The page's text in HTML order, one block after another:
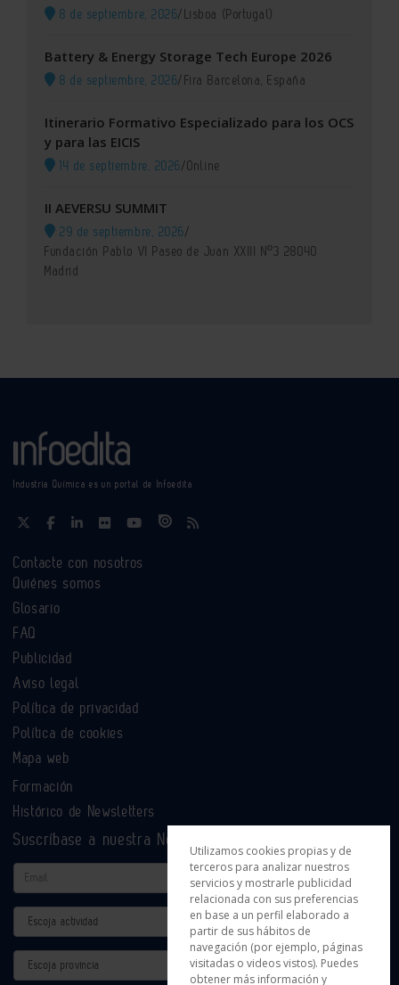
8 de septiembre, 2026/Lisboa (Portugal)
Battery & Energy Storage Tech Europe 2026
8 de septiembre, 2026/Fira Barcelona, España
Itinerario Formativo Especializado para los OCS
y para las EICIS
14 de septiembre, 2026/Online
II AEVERSU SUMMIT
29 de septiembre, 2026/
Fundación Pablo VI Paseo de Juan XXIII Nº3 28040
Madrid
Industria Química es un portal de Infoedita
Contacte con nosotros
Quiénes somos
Glosario
FAQ
Publicidad
Aviso legal
Política de privacidad
Política de cookies
Mapa web
Formación
Histórico de Newsletters
Suscríbase a nuestra Newsletter
Email
Actividad
Provincia
Utilizamos cookies propias y de
terceros para analizar nuestros
servicios y mostrarle publicidad
relacionada con sus preferencias
en base a un perfil elaborado a
partir de sus hábitos de
navegación (por ejemplo, páginas
visitadas o videos vistos). Puedes
obtener más información y